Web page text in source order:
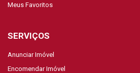
Meus Favoritos
SERVIÇOS
Anunciar Imóvel
Encomendar Imóvel